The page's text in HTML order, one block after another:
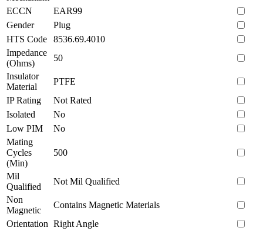
ECCN
EAR99
Gender
Plug
HTS Code
8536.69.4010
Impedance
(Ohms)
50
Insulator
Material
PTFE
IP Rating
Not Rated
Isolated
No
Low PIM
No
Mating
Cycles
(Min)
500
Mil
Qualified
Not Mil Qualified
Non
Magnetic
Contains Magnetic Materials
Orientation Right Angle